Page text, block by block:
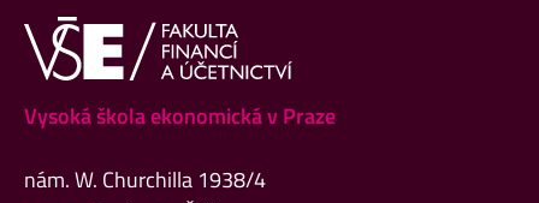
Vysoká škola ekonomická v Praze
nám. W. Churchilla 1938/4